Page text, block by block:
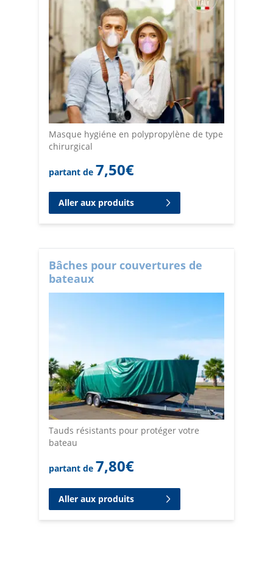
Masque hygiéne en polypropylène de type
chirurgical
partant de 7,50€
Aller aux produits
Bâches pour couvertures de
bateaux
Tauds résistants pour protéger votre
bateau
partant de 7,80€
Aller aux produits